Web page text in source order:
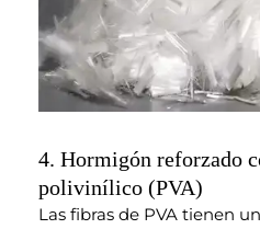
4. Hormigón reforzado
polivinílico (PVA)
Las fibras de PVA tienen